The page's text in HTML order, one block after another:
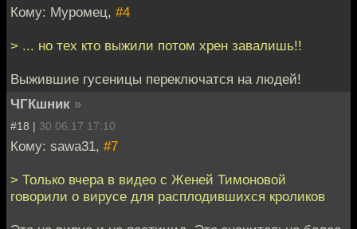
Кому: Муромец, #4
> ... но тех кто выжили потом хрен завалишь!!
Выжившие гусеницы переключатся на людей!
ЧГКшник »
#18 | 30.06.17 17:10
Кому: sawa31, #7
> Только вчера в видео с Женей Тимоновой
говорили о вирусе для расплодившихся кроликов